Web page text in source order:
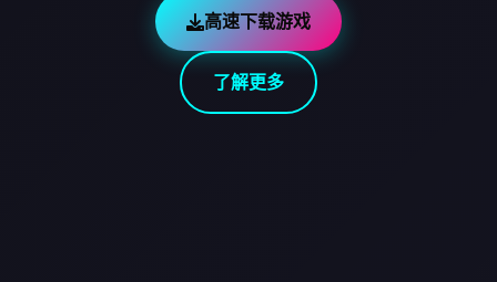
高速下载游戏
了解更多